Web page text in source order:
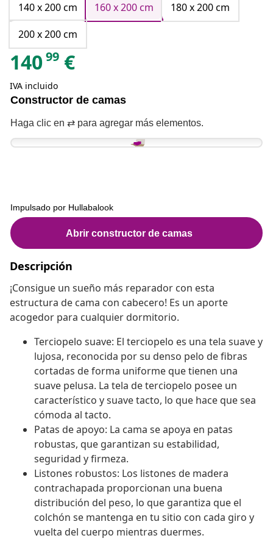
140 x 200 cm
160 x 200 cm
180 x 200 cm
200 x 200 cm
14099 €
IVA incluido
Descripción
¡Consigue un sueño más reparador con esta
estructura de cama con cabecero! Es un aporte
acogedor para cualquier dormitorio.
Terciopelo suave: El terciopelo es una tela suave y
lujosa, reconocida por su denso pelo de fibras
cortadas de forma uniforme que tienen una
suave pelusa. La tela de terciopelo posee un
característico y suave tacto, lo que hace que sea
cómoda al tacto.
Patas de apoyo: La cama se apoya en patas
robustas, que garantizan su estabilidad,
seguridad y firmeza.
Listones robustos: Los listones de madera
contrachapada proporcionan una buena
distribución del peso, lo que garantiza que el
colchón se mantenga en tu sitio con cada giro y
vuelta del cuerpo mientras duermes.